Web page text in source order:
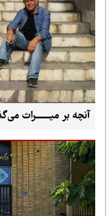
آنچه بر میــــــــراث می‌گذرد